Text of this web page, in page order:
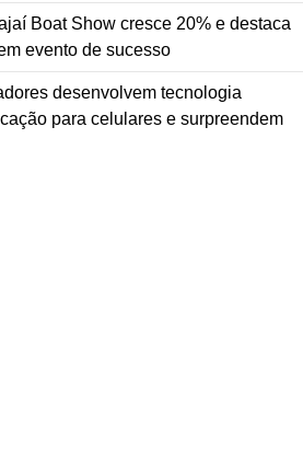
Boat Show cresce 20% e destaca
evento de sucesso
desenvolvem tecnologia
para celulares e surpreendem